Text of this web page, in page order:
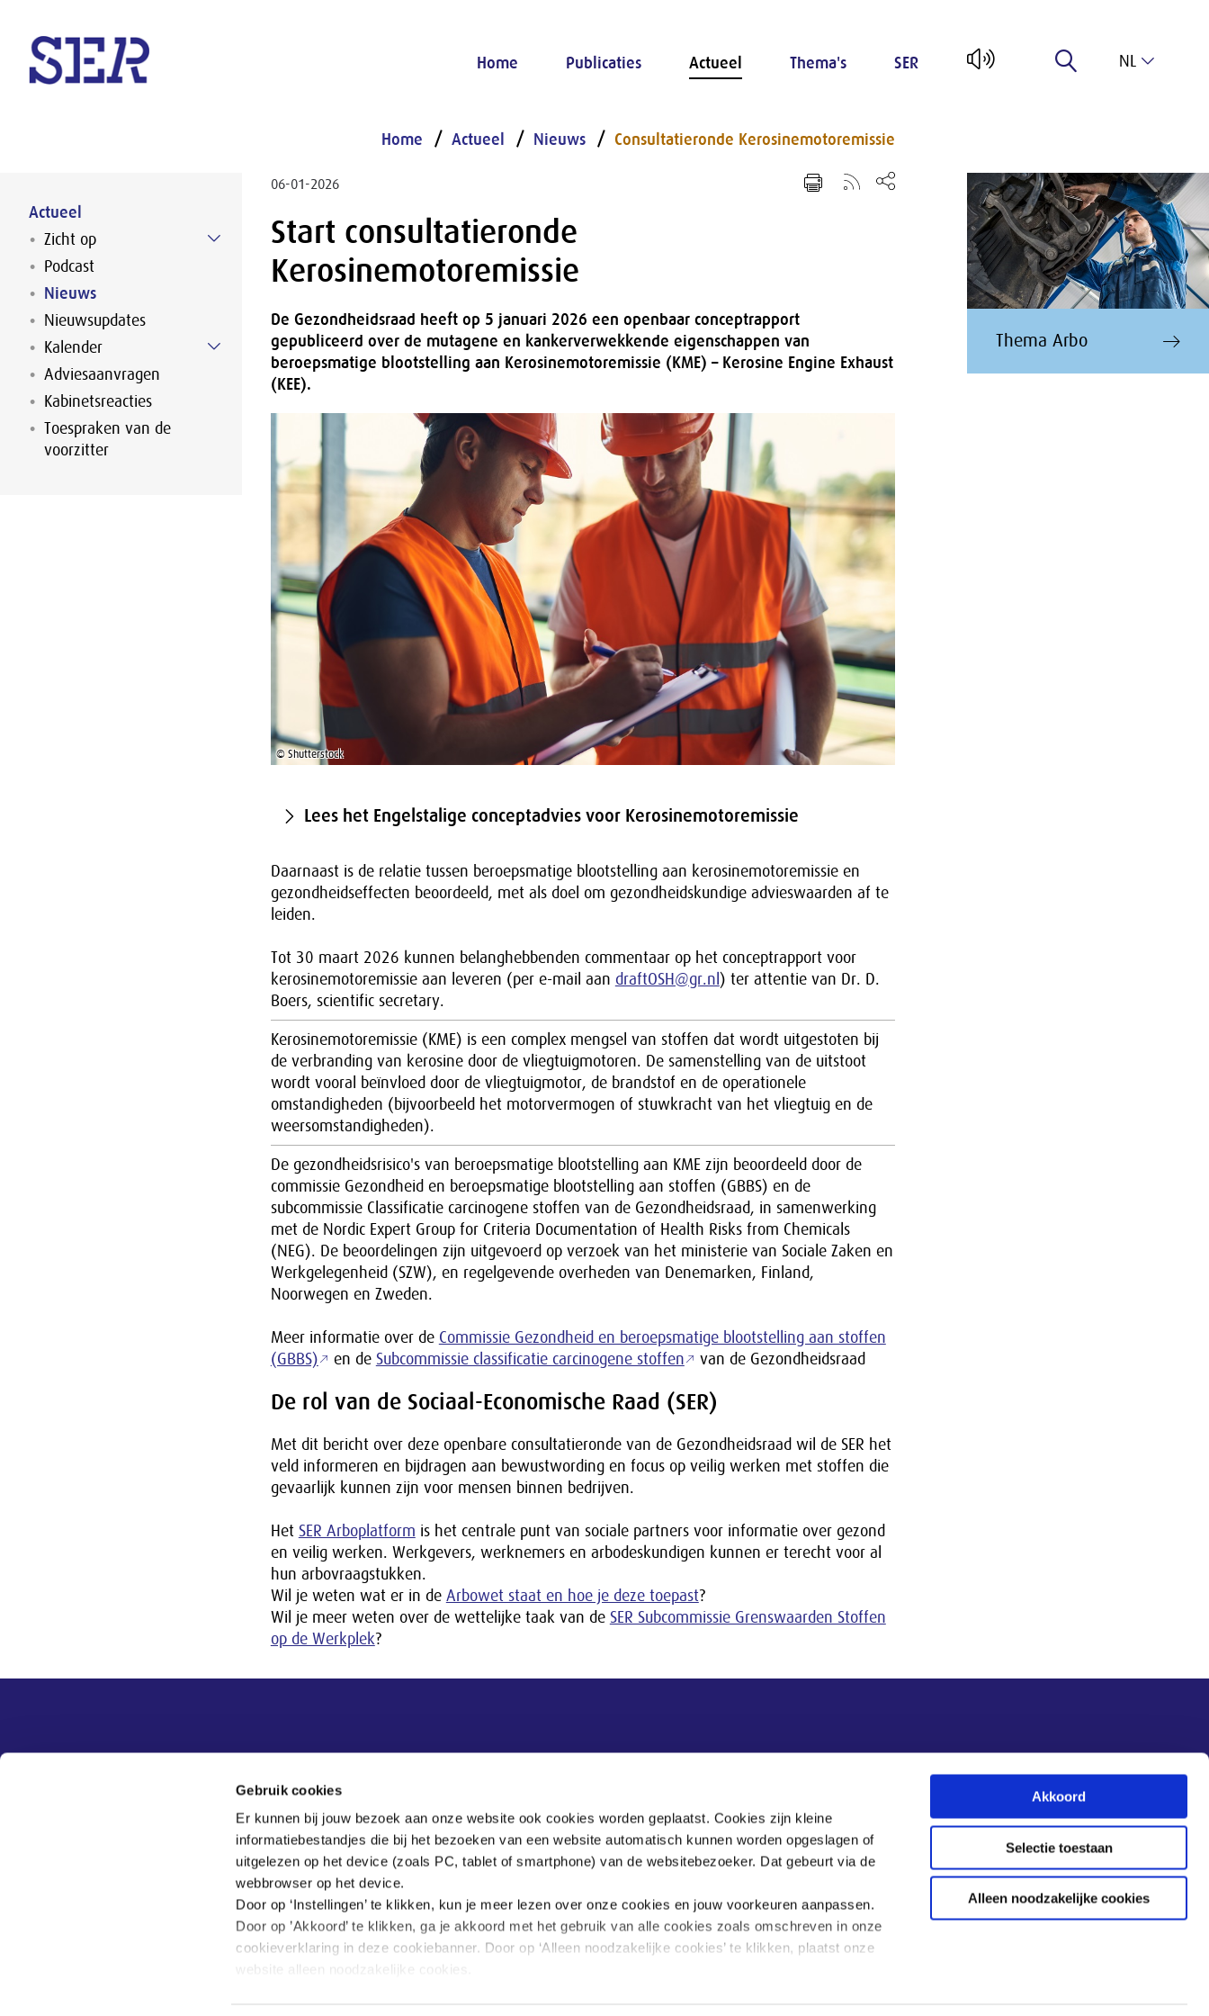
Gebruik cookies
Er kunnen bij jouw bezoek aan onze website ook cookies worden geplaatst. Cookies zijn kleine
informatiebestandjes die bij het bezoeken van een website automatisch kunnen worden opgeslagen of
uitgelezen op het device (zoals PC, tablet of smartphone) van de websitebezoeker. Dat gebeurt via de
webbrowser op het device.
Door op ‘Instellingen’ te klikken, kun je meer lezen over onze cookies en jouw voorkeuren aanpassen.
Door op ’Akkoord’ te klikken, ga je akkoord met het gebruik van alle cookies zoals omschreven in onze
cookieverklaring in deze cookiebanner. Door op ‘Alleen noodzakelijke cookies’ te klikken, plaatst onze
Akkoord
Selectie toestaan
Alleen noodzakelijke cookies
Home Publicaties Actueel Thema's SER NL
Actueel
Zicht op
Podcast
Nieuws
Nieuwsupdates
Kalender
Adviesaanvragen
Kabinetsreacties
Toespraken van de
voorzitter
Home Actueel Nieuws Consultatieronde Kerosinemotoremissie
06-01-2026
Start consultatieronde
Kerosinemotoremissie
De Gezondheidsraad heeft op 5 januari 2026 een openbaar conceptrapport
gepubliceerd over de mutagene en kankerverwekkende eigenschappen van
beroepsmatige blootstelling aan Kerosinemotoremissie (KME) – Kerosine Engine Exhaust
(KEE).
© Shutterstock
Lees het Engelstalige conceptadvies voor Kerosinemotoremissie
Daarnaast is de relatie tussen beroepsmatige blootstelling aan kerosinemotoremissie en
gezondheidseffecten beoordeeld, met als doel om gezondheidskundige advieswaarden af te
leiden.
Tot 30 maart 2026 kunnen belanghebbenden commentaar op het conceptrapport voor
kerosinemotoremissie aan leveren (per e-mail aan draftOSH@gr.nl ) ter attentie van Dr. D.
Boers, scientific secretary.
Kerosinemotoremissie (KME) is een complex mengsel van stoffen dat wordt uitgestoten bij
de verbranding van kerosine door de vliegtuigmotoren. De samenstelling van de uitstoot
wordt vooral beïnvloed door de vliegtuigmotor, de brandstof en de operationele
omstandigheden (bijvoorbeeld het motorvermogen of stuwkracht van het vliegtuig en de
weersomstandigheden).
De gezondheidsrisico's van beroepsmatige blootstelling aan KME zijn beoordeeld door de
commissie Gezondheid en beroepsmatige blootstelling aan stoffen (GBBS) en de
subcommissie Classificatie carcinogene stoffen van de Gezondheidsraad, in samenwerking
met de Nordic Expert Group for Criteria Documentation of Health Risks from Chemicals
(NEG). De beoordelingen zijn uitgevoerd op verzoek van het ministerie van Sociale Zaken en
Werkgelegenheid (SZW), en regelgevende overheden van Denemarken, Finland,
Noorwegen en Zweden.
Meer informatie over de Commissie Gezondheid en beroepsmatige blootstelling aan stoffen
(GBBS)
en de Subcommissie classificatie carcinogene stoffen van de Gezondheidsraad
De rol van de Sociaal-Economische Raad (SER)
Met dit bericht over deze openbare consultatieronde van de Gezondheidsraad wil de SER het
veld informeren en bijdragen aan bewustwording en focus op veilig werken met stoffen die
gevaarlijk kunnen zijn voor mensen binnen bedrijven.
Het SER Arboplatform is het centrale punt van sociale partners voor informatie over gezond
en veilig werken. Werkgevers, werknemers en arbodeskundigen kunnen er terecht voor al
hun arbovraagstukken.
Wil je weten wat er in de Arbowet staat en hoe je deze toepast?
Wil je meer weten over de wettelijke taak van de SER Subcommissie Grenswaarden Stoffen
op de Werkplek?
Thema Arbo
Nieuwsupdate
Inschrijven
Contact
Tel:070 - 3 499 499
Veelgestelde vragen
Postbus 90405
2509 LK Den Haag